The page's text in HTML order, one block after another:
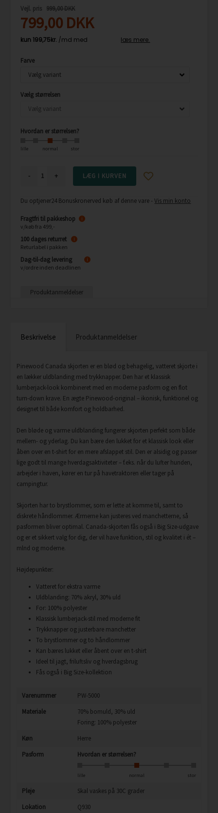
Vejl. pris 999,00 DKK
799,00 DKK
Farve
Vælg størrelsen
Hvordan er størrelsen?
lille normal stor
- +
Du optjener24 Bonuskronerved køb af denne vare -Vis min konto
Fragtfri til pakkeshop
v/køb fra 499,-
i
100 dages returret
Returlabel i pakken
i
Dag-til-dag levering
v/ordre inden deadlinen
i
Produktanmeldelser
Beskrivelse Produktanmeldelser
Pinewood Canada skjorten er en blød og behagelig, vatteret skjorte i
en lækker uldblanding med trykknapper. Den har et klassisk
lumberjack-look kombineret med en moderne pasform og en flot
turn-down krave. En ægte Pinewood-original – ikonisk, funktionel og
designet til både komfort og holdbarhed.
Den bløde og varme uldblanding fungerer skjorten perfekt som både
mellem- og yderlag. Du kan bære den lukket for et klassisk look eller
åben over en t-shirt for en mere afslappet stil. Den er alsidig og passer
lige godt til mange hverdagsaktiviteter – f.eks. når du lufter hunden,
arbejder i haven, kører en tur på havetraktoren eller tager på
campingtur.
Skjorten har to brystlommer, som er lette at komme til, samt to
diskrete håndlommer. Ærmerne kan justeres ved manchetterne, så
pasformen bliver optimal. Canada-skjorten fås også i Big Size-udgave
og er et sikkert valg for dig, der vil have funktion, stil og kvalitet i ét –
mlnd og moderne.
Højdepunkter:
Vatteret for ekstra varme
Uldblanding: 70% akryl, 30% uld
For: 100% polyester
Klassisk lumberjack-stil med moderne fit
Trykknapper og justerbare manchetter
To brystlommer og to håndlommer
Kan bæres lukket eller åbent over en t-shirt
Ideel til jagt, friluftsliv og hverdagsbrug
Fås også i Big Size-kollektion
Varenummer
PW-5000
Materiale
70% bomuld, 30% uld
Foring: 100% polyester
Køn
Herre
Pasform
Hvordan er størrelsen?
lille normal stor
Pleje
Skal vaskes på 30C grader
Lokation
Q930